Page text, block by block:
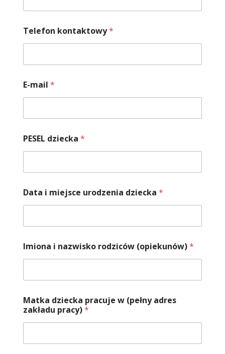
Telefon kontaktowy*
E-mail *
PESEL dziecka *
Data i miejsce urodzenia dziecka *
Imiona i nazwisko rodziców (opiekunów)*
Matka dziecka pracuje w (pełny adres
zakładu pracy)*